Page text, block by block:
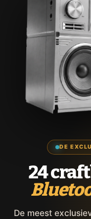
DE
24
De meest